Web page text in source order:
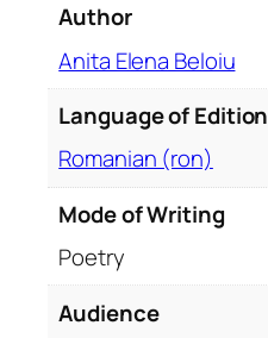
u
Author
Anita Elena Beloiu
Language of Edition
Romanian (ron)
Mode of Writing
Poetry
Audience